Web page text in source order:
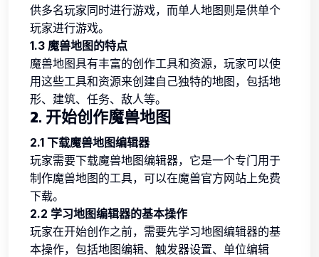
供多名玩家同时进行游戏，而单人地图则是供单个
玩家进行游戏。
1.3 魔兽地图的特点
魔兽地图具有丰富的创作工具和资源，玩家可以使
用这些工具和资源来创建自己独特的地图，包括地
形、建筑、任务、敌人等。
2. 开始创作魔兽地图
2.1 下载魔兽地图编辑器
玩家需要下载魔兽地图编辑器，它是一个专门用于
制作魔兽地图的工具，可以在魔兽官方网站上免费
下载。
2.2 学习地图编辑器的基本操作
玩家在开始创作之前，需要先学习地图编辑器的基
本操作，包括地图编辑、触发器设置、单位编辑